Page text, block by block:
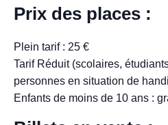
Prix des places :
Plein tarif : 25 €
Tarif Réduit (scolaires,
personnes en situation de
Enfants de moins de 10 ans :